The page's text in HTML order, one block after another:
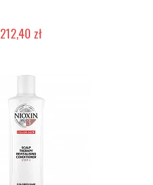
212,40 zł